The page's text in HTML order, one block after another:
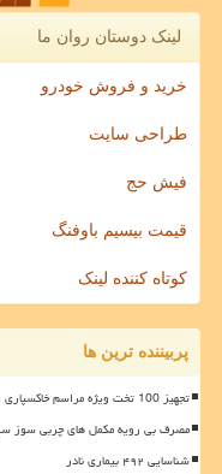
لینک دوستان روان ما
خرید و فروش خودرو
طراحی سایت
فیش حج
قیمت بیسیم باوفنگ
کوتاه کننده لینک
پربیننده ترین ها
تجهیز 100 تخت ویژه مراسم خاکسپاری رهبر شهید در بیمارستان صحرایی مصلی به علاوه فیلم
مصرف بی رویه مکمل های چربی سوز
شناسایی ۴۹۲ بیماری نادر